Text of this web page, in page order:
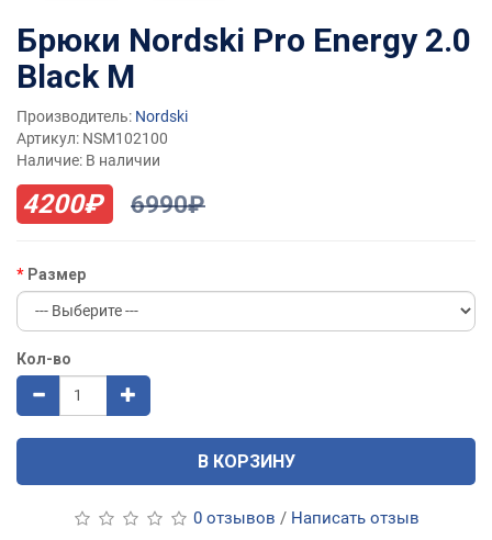
Брюки Nordski Pro Energy 2.0
Black M
Производитель: Nordski
Артикул: NSM102100
Наличие: В наличии
4200₽ 6990₽
Размер
Кол-во
В КОРЗИНУ
0 отзывов / Написать отзыв